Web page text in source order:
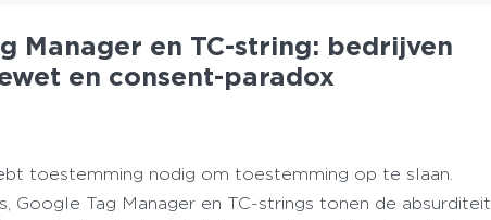
Manager en TC-string: bedrijven
en consent-paradox
toestemming nodig om toestemming op te slaan.
Google Tag Manager en TC-strings tonen de absurditeit